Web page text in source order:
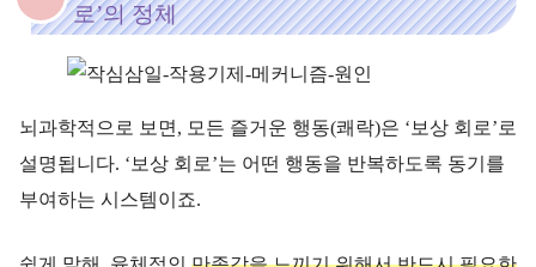
로’의 정체
뇌과학적으로 보면, 모든 즐거운 행동(쾌락)은 ‘보상 회로’로
설명됩니다. ‘보상 회로’는 어떤 행동을 반복하도록 동기를
부여하는 시스템이죠.